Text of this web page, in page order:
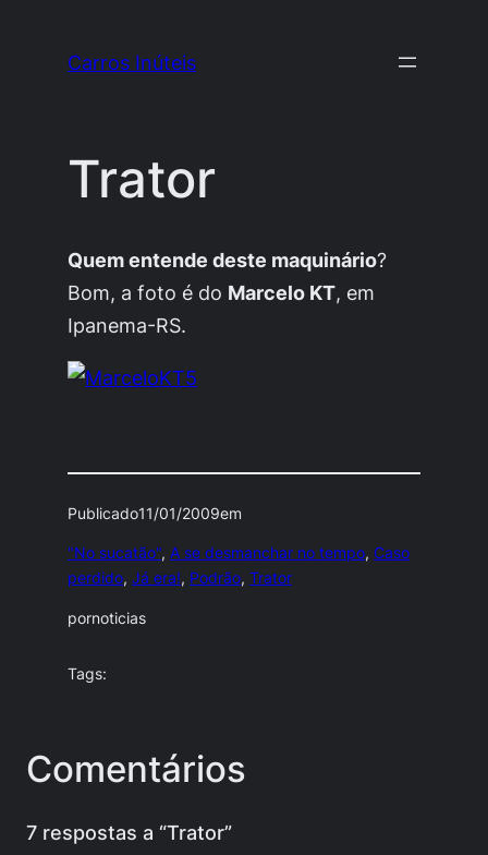
Carros Inúteis
Trator
Quem entende deste maquinário?
Bom, a foto é do Marcelo KT, em
Ipanema-RS.
Publicado11/01/2009em
"No sucatão", A se desmanchar no tempo, Caso
perdido, Já era!, Podrão, Trator
pornoticias
Tags:
Comentários
7 respostas a “Trator”